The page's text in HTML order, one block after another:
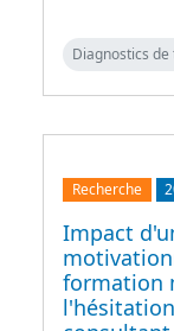
Diagnostics
Recherche
Impact
formation